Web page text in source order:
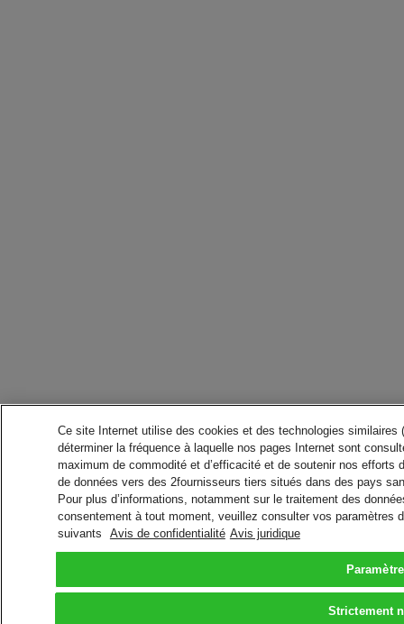
Ce site Internet utilise des cookies et des technologies
déterminer la fréquence à laquelle nos pages Internet sont
maximum de commodité et d’efficacité et de soutenir nos
de données vers des 2fournisseurs tiers situés dans des pays
Pour plus d’informations, notamment sur le traitement des
consentement à tout moment, veuillez consulter vos paramètres
suivants
Avis de confidentialité Avis juridique
Strictement